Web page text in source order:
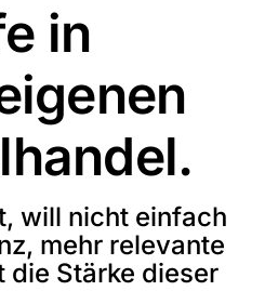
in
will nicht einfach
mehr relevante
die Stärke dieser